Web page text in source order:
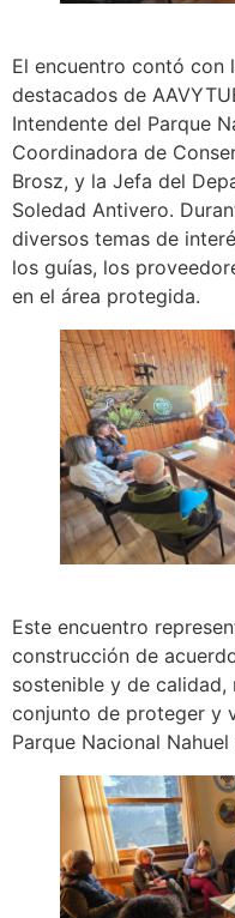
El encuentro contó con
destacados de
Intendente del Parque
Coordinadora de
Brosz, y la Jefa del
Soledad Antivero.
diversos temas de
los guías, los
en el área protegida.
Este encuentro
construcción de
sostenible y de
conjunto de proteger y
Parque Nacional Nahuel